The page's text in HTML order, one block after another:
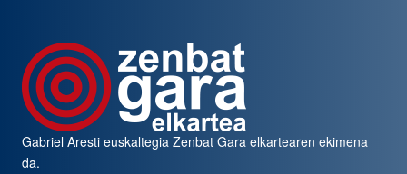
Gabriel Aresti euskaltegiaZenbat Gara elkartearen ekimena
da.